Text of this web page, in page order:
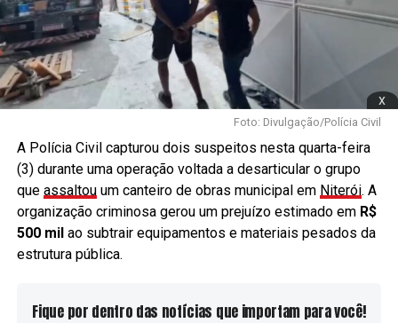
x
Foto: Divulgação/Polícia Civil
A Polícia Civil capturou dois suspeitos nesta quarta-feira
(3) durante uma operação voltada a desarticular o grupo
que assaltouum canteiro de obras municipal em Niterói. A
organização criminosa gerou um prejuízo estimado em R$
500 milao subtrair equipamentos e materiais pesados da
estrutura pública.
Fique por dentro das notícias que importam para você!